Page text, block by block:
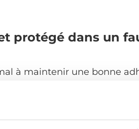
protégé dans un
à maintenir une bonne
à quelqu’un de
les dispositifs plus